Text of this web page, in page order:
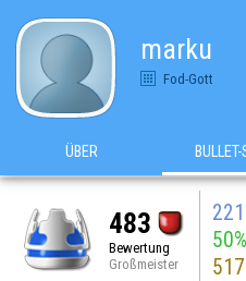
marku
Fod-Gott
ÜBER
483
Bewertung
Großmeister
50%
517